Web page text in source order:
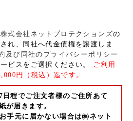
株式会社ネットプロテクションズの
れ、同社へ代金債権を譲渡しま
及び同社のプライバシーポリシー
ビスをご選択ください。 ご利用
円（税込）迄です。
程でご注文者様のご住所あて
が届きます。
手元に届かない場合は㈱ネット